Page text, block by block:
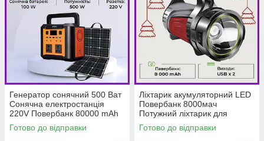
Генератор сонячний 500 Ват
Сонячна електростанція
220V Повербанк 80000 mAh
+ сонячна панель 100 ват
BIO
Готово до відправки
Ліхтарик акумуляторний LED
Повербанк 8000мач
Потужний ліхтарик для
освітлення будинку BIO
Готово до відправки